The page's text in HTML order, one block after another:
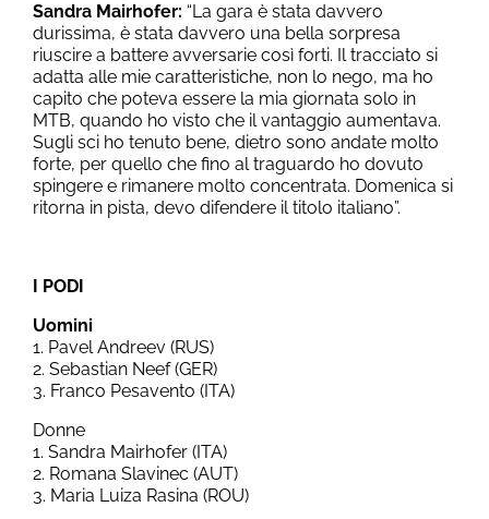
Sandra Mairhofer: “La gara è stata davvero
durissima, è stata davvero una bella sorpresa
riuscire a battere avversarie così forti. Il tracciato si
adatta alle mie caratteristiche, non lo nego, ma ho
capito che poteva essere la mia giornata solo in
MTB, quando ho visto che il vantaggio aumentava.
Sugli sci ho tenuto bene, dietro sono andate molto
forte, per quello che fino al traguardo ho dovuto
spingere e rimanere molto concentrata. Domenica si
ritorna in pista, devo difendere il titolo italiano”.
I PODI
Uomini
1. Pavel Andreev (RUS)
2. Sebastian Neef (GER)
3. Franco Pesavento (ITA)
Donne
1. Sandra Mairhofer (ITA)
2. Romana Slavinec (AUT)
3. Maria Luiza Rasina (ROU)